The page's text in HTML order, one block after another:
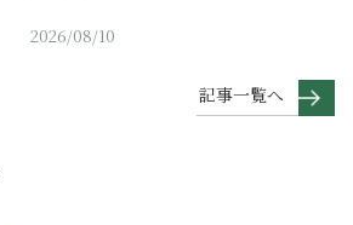
2026/08/10
記事一覧へ